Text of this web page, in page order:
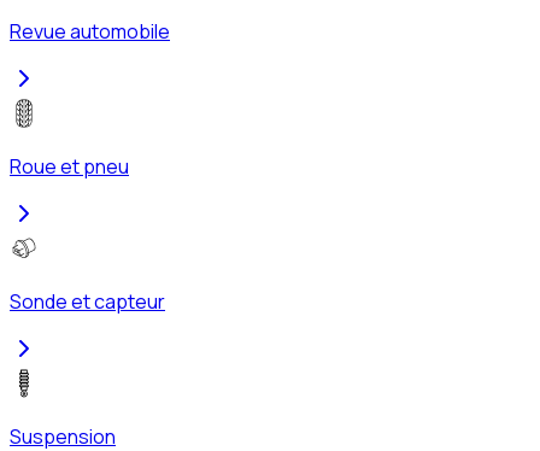
Revue automobile
Roue et pneu
Sonde et capteur
Suspension